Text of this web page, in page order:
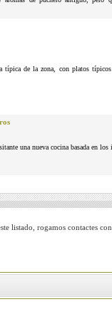
típica de la zona, con platos
una nueva cocina basada en
listado, rogamos contactes